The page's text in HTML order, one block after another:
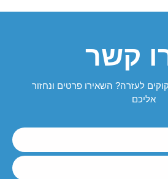
קשר
לעזרה? השאירו פרטים ונחזור
אליכם